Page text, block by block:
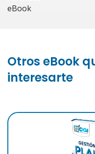
eBook
Otros eBook
interesarte